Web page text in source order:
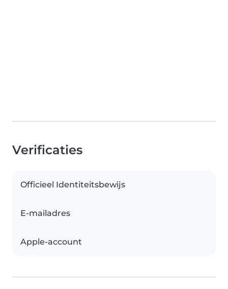
Verificaties
Officieel Identiteitsbewijs
E-mailadres
Apple-account